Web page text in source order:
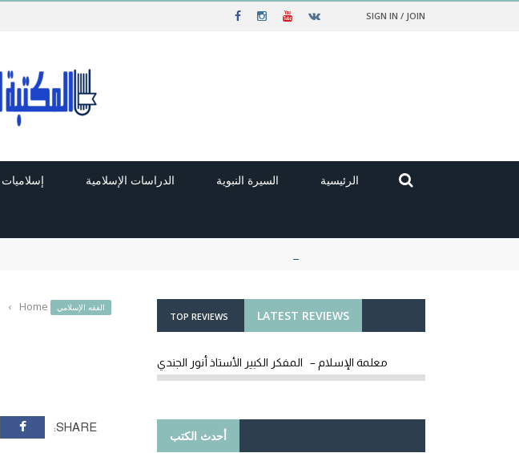
SIGN IN / JOIN
الرئيسية السيرة النبوية الدراسات الإسلامية إسلاميات
الفقه الإسلامي Home
›
SHARE:
LATEST REVIEWS
TOP REVIEWS
معلمة الإسلام – المفكر الكبير الأستاذ أنور الجندي
أحدث الكتب